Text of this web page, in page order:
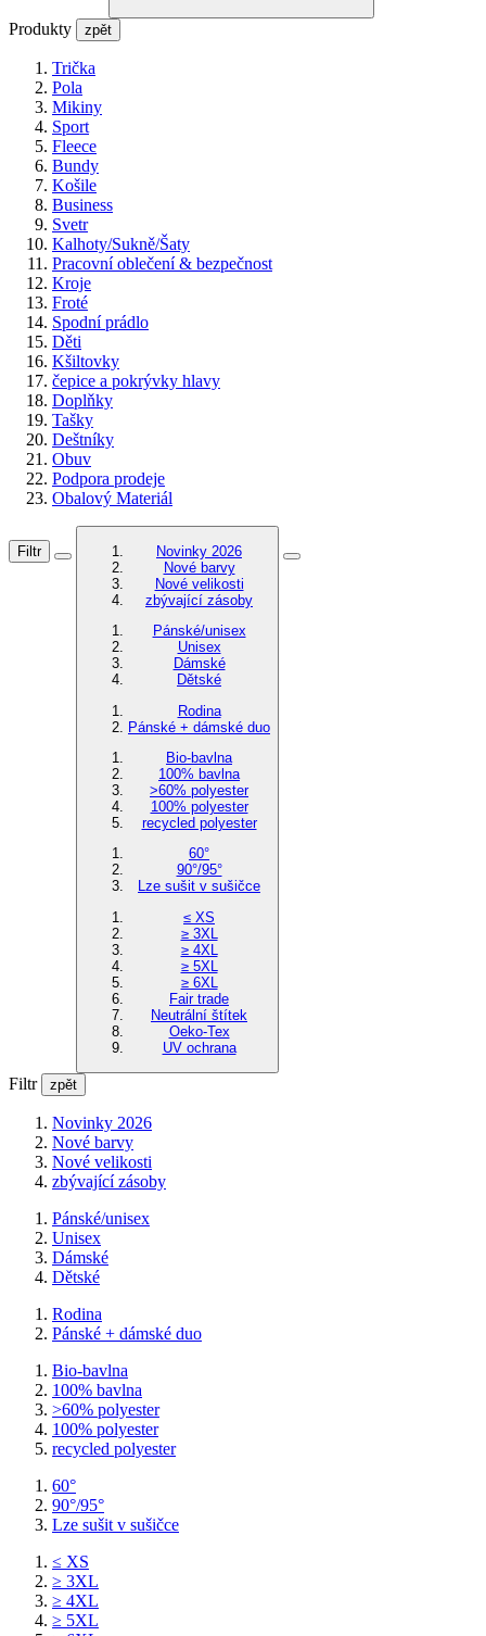
Produkty zpět
Trička
Pola
Mikiny
Sport
Fleece
Bundy
Košile
Business
Svetr
Kalhoty/Sukně/Šaty
Pracovní oblečení & bezpečnost
Kroje
Froté
Spodní prádlo
Děti
Kšiltovky
čepice a pokrývky hlavy
Doplňky
Tašky
Deštníky
Obuv
Podpora prodeje
Obalový Materiál
Filtr
Novinky 2026
Nové barvy
Nové velikosti
zbývající zásoby
Pánské/unisex
Unisex
Dámské
Dětské
Rodina
Pánské + dámské duo
Bio-bavlna
100% bavlna
>60% polyester
100% polyester
recycled polyester
60°
90°/95°
Lze sušit v sušičce
≤ XS
≥ 3XL
≥ 4XL
≥ 5XL
≥ 6XL
Fair trade
Neutrální štítek
Oeko-Tex
UV ochrana
Filtr zpět
Novinky 2026
Nové barvy
Nové velikosti
zbývající zásoby
Pánské/unisex
Unisex
Dámské
Dětské
Rodina
Pánské + dámské duo
Bio-bavlna
100% bavlna
>60% polyester
100% polyester
recycled polyester
60°
90°/95°
Lze sušit v sušičce
≤ XS
≥ 3XL
≥ 4XL
≥ 5XL